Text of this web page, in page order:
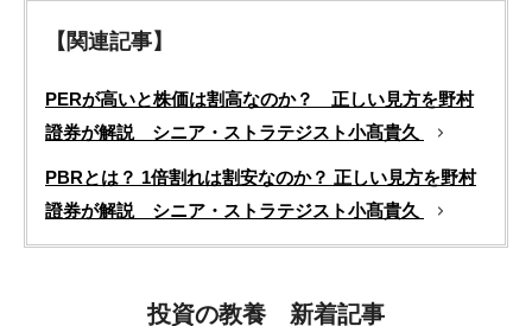
【関連記事】
PERが高いと株価は割高なのか？ 正しい見方を野村
證券が解説 シニア・ストラテジスト小髙貴久
PBRとは？ 1倍割れは割安なのか？ 正しい見方を野村
證券が解説 シニア・ストラテジスト小髙貴久
投資の教養 新着記事